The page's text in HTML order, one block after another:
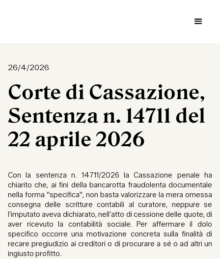
26/4/2026
Corte di Cassazione,
Sentenza n. 14711 del
22 aprile 2026
Con la sentenza n. 14711/2026 la Cassazione penale ha
chiarito che, ai fini della bancarotta fraudolenta documentale
nella forma "specifica", non basta valorizzare la mera omessa
consegna delle scritture contabili al curatore, neppure se
l’imputato aveva dichiarato, nell’atto di cessione delle quote, di
aver ricevuto la contabilità sociale. Per affermare il dolo
specifico occorre una motivazione concreta sulla finalità di
recare pregiudizio ai creditori o di procurare a sé o ad altri un
ingiusto profitto.